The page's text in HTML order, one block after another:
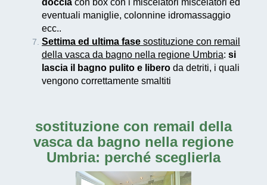
doccia con box con i miscelatori miscelatori ed
eventuali maniglie, colonnine idromassaggio
ecc..
Settima ed ultima fase sostituzione con remail
della vasca da bagno nella regione Umbria: si
lascia il bagno pulito e libero da detriti, i quali
vengono correttamente smaltiti
sostituzione con remail della
vasca da bagno nella regione
Umbria: perché sceglierla